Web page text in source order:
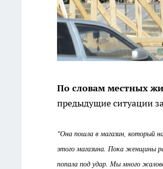
По словам местных
предыдущие ситуации
"Она пошла в магазин, который
этого магазина. Пока женщины
попала под удар. Мы много